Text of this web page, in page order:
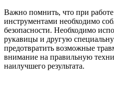
Важно помнить, что при
инструментами необходимо
безопасности. Необходимо
рукавицы и другую
предотвратить возможные
внимание на правильную
наилучшего результата.